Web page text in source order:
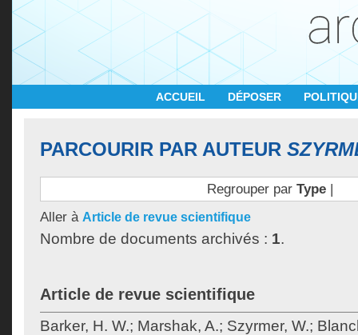
ACCUEIL DÉPOSER
PARCOURIR PAR AUTEUR
Regrouper par Type|
Aller à Article de revue scientifique
Nombre de documents archivés : 1.
Article de revue scientifique
Barker, H. W.; Marshak, A.; Szyrmer, W.;